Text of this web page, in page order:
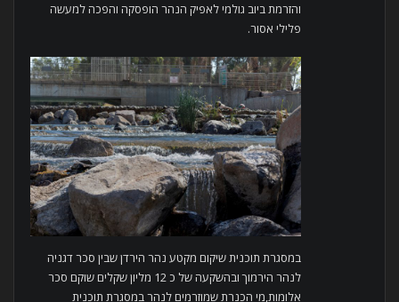
והזרמת ביוב גולמי לאפיק הנהר הופסקה והפכה למעשה
פלילי אסור.
במסגרת תוכנית שיקום מקטע נהר הירדן שבין סכר דגניה
לנהר הירמוך ובהשקעה של כ 12 מליון שקלים שוקם סכר
אלומות,מי הכנרת שמוזרמים לנהר במסגרת תוכנית